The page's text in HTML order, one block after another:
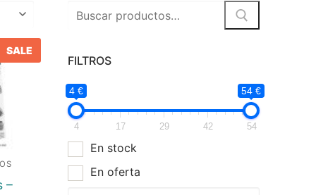
SALE
–
Buscar
FILTROS
4 € 54 €
4 17 29 42 54
En stock
En oferta